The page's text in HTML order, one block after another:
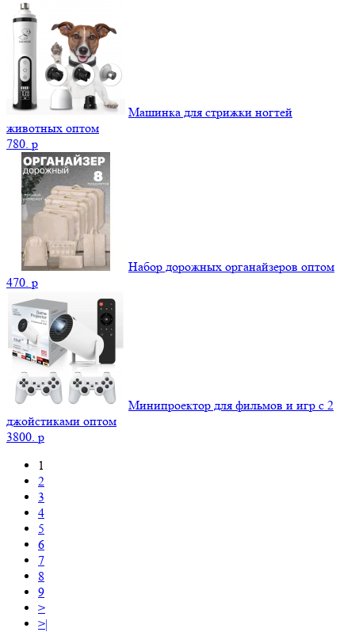
Машинка для стрижки ногтей
животных оптом
780. p
Набор дорожных органайзеров оптом
470. p
Минипроектор для фильмов и игр с 2
джойстиками оптом
3800. p
1
2
3
4
5
6
7
8
9
>
>|